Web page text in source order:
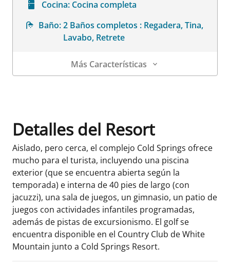
Cocina: Cocina completa
Baño: 2 Baños completos : Regadera, Tina,
Lavabo, Retrete
Más Características
Detalles del Resort
Aislado, pero cerca, el complejo Cold Springs ofrece
mucho para el turista, incluyendo una piscina
exterior (que se encuentra abierta según la
temporada) e interna de 40 pies de largo (con
jacuzzi), una sala de juegos, un gimnasio, un patio de
juegos con actividades infantiles programadas,
además de pistas de excursionismo. El golf se
encuentra disponible en el Country Club de White
Mountain junto a Cold Springs Resort.